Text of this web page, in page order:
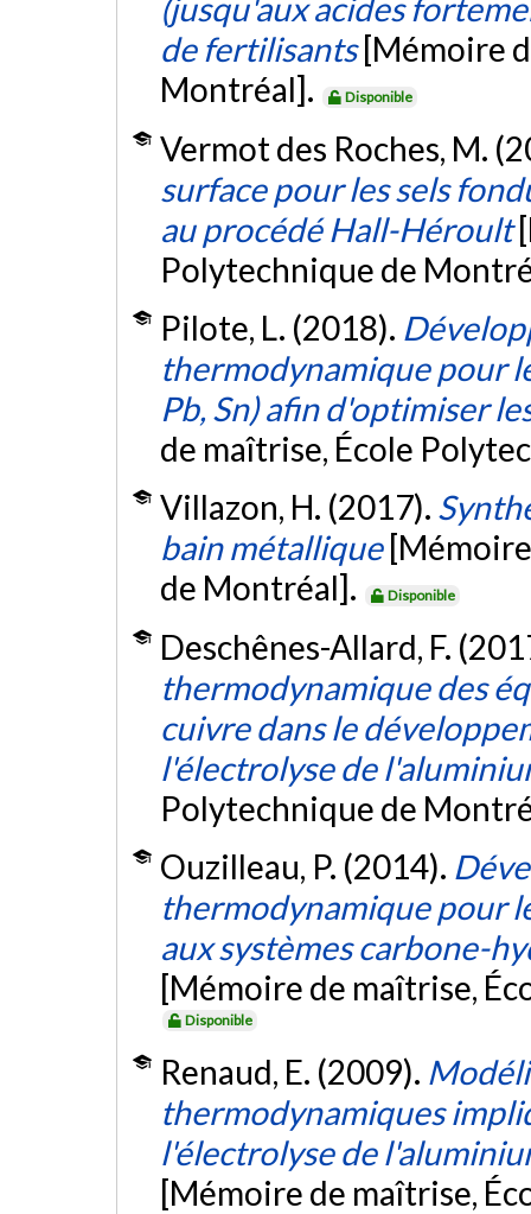
(jusqu'aux acides
de fertilisants [Mémoire
Montréal].
Disponible
Vermot des Roches, M.
surface pour les sels
au procédé Hall-Héroult
Polytechnique de
Pilote, L. (2018).
thermodynamique pour
Pb, Sn) afin d'optimiser
de maîtrise, École
Villazon, H. (2017).
bain métallique
de Montréal].
Disponible
Deschênes-Allard, F.
thermodynamique des
cuivre dans le
l'électrolyse de
Polytechnique de
Ouzilleau, P. (2014).
thermodynamique pour
aux systèmes carbone-
[Mémoire de maîtrise,
Disponible
Renaud, E. (2009).
thermodynamiques
l'électrolyse de
[Mémoire de maîtrise,